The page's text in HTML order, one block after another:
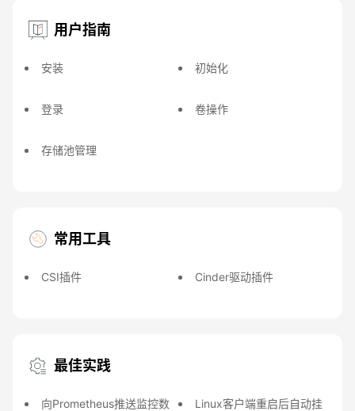
用户指南
安装 初始化
登录 卷操作
存储池管理
常用工具
CSI插件 Cinder驱动插件
最佳实践
向Prometheus推送监控数
Linux客户端重启后自动挂